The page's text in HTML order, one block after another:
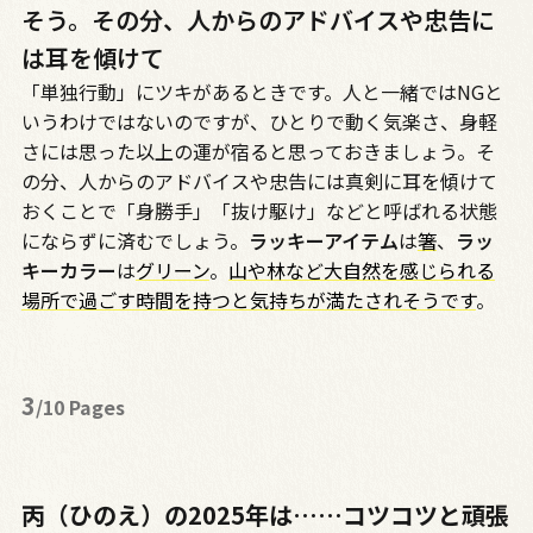
そう。その分、人からのアドバイスや忠告に
は耳を傾けて
「単独行動」にツキがあるときです。人と一緒ではNGと
いうわけではないのですが、ひとりで動く気楽さ、身軽
さには思った以上の運が宿ると思っておきましょう。そ
の分、人からのアドバイスや忠告には真剣に耳を傾けて
おくことで「身勝手」「抜け駆け」などと呼ばれる状態
にならずに済むでしょう。 ラッキーアイテムは箸、 ラッ
キーカラーはグリーン。 山や林など大自然を感じられる
場所で過ごす時間を持つと気持ちが満たされそうです。
3/10 Pages
丙（ひのえ）の2025年は……コツコツと頑張